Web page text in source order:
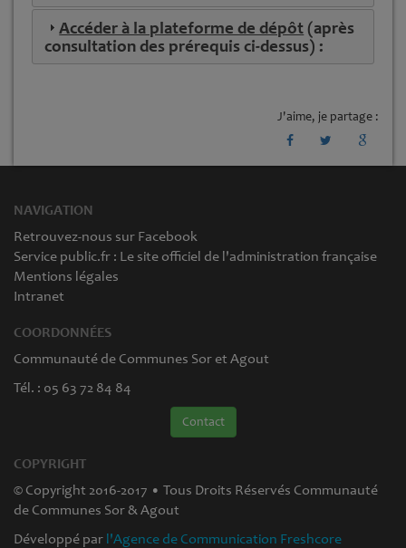
Accéder à la plateforme de dépôt (après
consultation des prérequis ci-dessus) :
J'aime, je partage :
NAVIGATION
Retrouvez-nous sur Facebook
Service public.fr : Le site officiel de l'administration française
Mentions légales
Intranet
COORDONNÉES
Communauté de Communes Sor et Agout
Tél. : 05 63 72 84 84
Contact
COPYRIGHT
© Copyright 2016-2017 • Tous Droits Réservés Communauté
de Communes Sor & Agout
Développé par l'Agence de Communication Freshcore